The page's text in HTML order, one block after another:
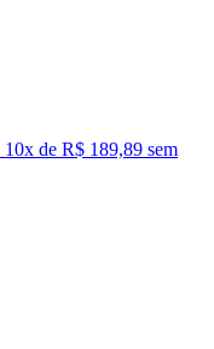
10x de R$ 189,89 sem